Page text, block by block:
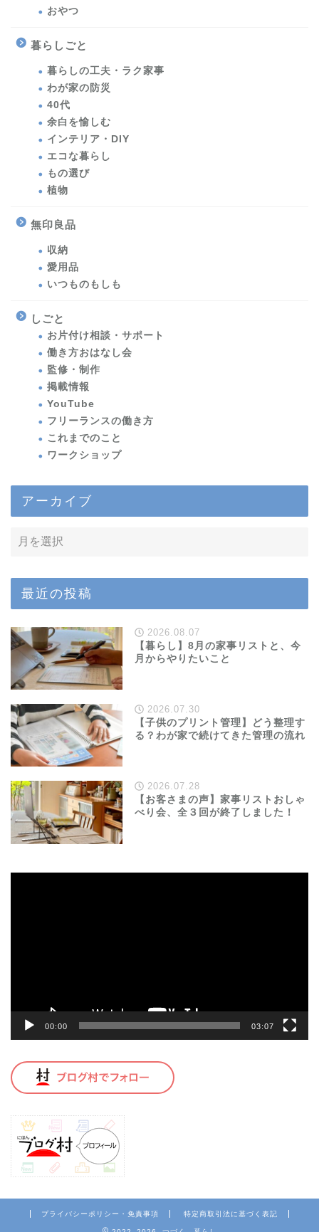
おやつ
暮らしごと
暮らしの工夫・ラク家事
わが家の防災
40代
余白を愉しむ
インテリア・DIY
エコな暮らし
もの選び
植物
無印良品
収納
愛用品
いつものもしも
しごと
お片付け相談・サポート
働き方おはなし会
監修・制作
掲載情報
YouTube
フリーランスの働き方
これまでのこと
ワークショップ
アーカイブ
最近の投稿
2026.08.07
【暮らし】8月の家事リストと、今
月からやりたいこと
2026.07.30
【子供のプリント管理】どう整理す
る？わが家で続けてきた管理の流れ
2026.07.28
【お客さまの声】家事リストおしゃ
べり会、全３回が終了しました！
00:00 03:07
プライバシーポリシー・免責事項 特定商取引法に基づく表記